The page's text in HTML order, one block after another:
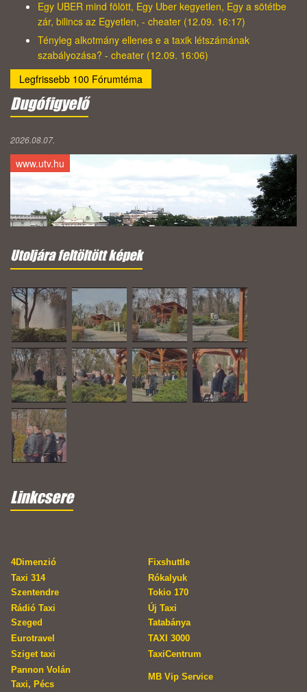
Egy UBER mind fölött, Egy Uber kegyetlen, Egy a sötétbe
zár, bilincs az Egyetlen, - cheater (12.09. 16:17)
Tényleg alkotmány ellenes e a taxik létszámának
szabályozása? - cheater (12.09. 16:06)
Legfrissebb 100 Fórumtéma
Dugófigyelő
2026.08.07.
www.utv.hu
Utoljára feltöltött képek
Linkcsere
4Dimenzió
Fixshuttle
Taxi 314
Szentendre
Rókalyuk
Tokio 170
Rádió Taxi
Szeged
Új Taxi
Tatabánya
Eurotravel
TAXI 3000
Sziget taxi
TaxiCentrum
Pannon Volán
Taxi, Pécs
MB Vip Service